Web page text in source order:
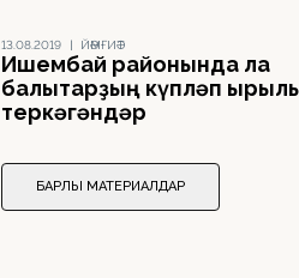
13.08.2019 | ЙӘМҒИӘТ
Ишембай районында ла
балыҡтарҙың күпләп
теркәгәндәр
БАРЛЫҠ МАТЕРИАЛДАР